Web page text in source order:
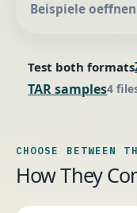
Beispiele oeffnen
Test both formats
TAR samples4
CHOOSE BETWEEN
How They